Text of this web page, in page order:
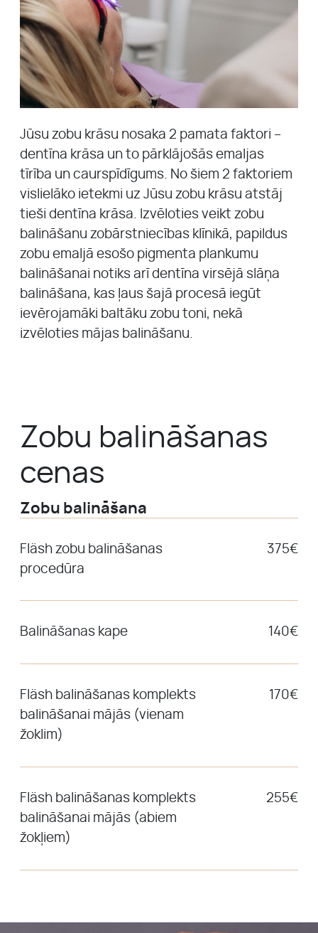
Jūsu zobu krāsu nosaka 2 pamata faktori –
dentīna krāsa un to pārklājošās emaljas
tīrība un caurspīdīgums. No šiem 2 faktoriem
vislielāko ietekmi uz Jūsu zobu krāsu atstāj
tieši dentīna krāsa. Izvēloties veikt zobu
balināšanu zobārstniecības klīnikā, papildus
zobu emaljā esošo pigmenta plankumu
balināšanai notiks arī dentīna virsējā slāņa
balināšana, kas ļaus šajā procesā iegūt
ievērojamāki baltāku zobu toni, nekā
izvēloties mājas balināšanu.
Zobu balināšanas
cenas
Zobu balināšana
Fläsh zobu balināšanas
procedūra
375€
Balināšanas kape 140€
Fläsh balināšanas komplekts
balināšanai mājās (vienam
žoklim)
170€
Fläsh balināšanas komplekts
balināšanai mājās (abiem
žokļiem)
255€